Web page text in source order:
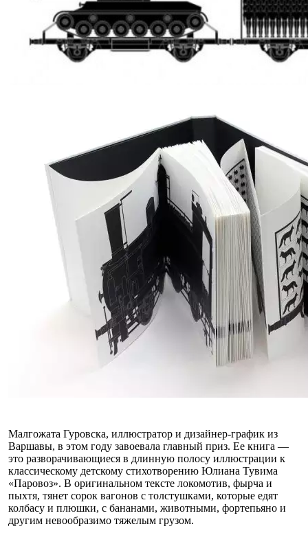
Малгожата Гуровска, иллюстратор и дизайнер-график из
Варшавы, в этом году завоевала главный приз. Ее книга —
это разворачивающиеся в длинную полосу иллюстрации к
классическому детскому стихотворению Юлиана Тувима
«Паровоз». В оригинальном тексте локомотив, фырча и
пыхтя, тянет сорок вагонов с толстушками, которые едят
колбасу и плюшки, с бананами, животными, фортепьяно и
другим невообразимо тяжелым грузом.